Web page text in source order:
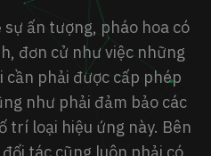
ấn tượng, pháo hoa có
đơn cử như việc những
cần phải được cấp phép
như phải đảm bảo các
trí loại hiệu ứng này. Bên
tác cũng luôn phải có